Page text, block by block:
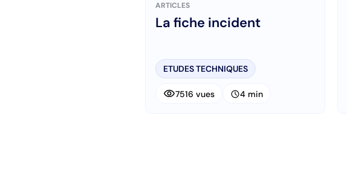
ARTICLES
La fiche incident
ETUDES TECHNIQUES
visibility7516 vues schedule4 min